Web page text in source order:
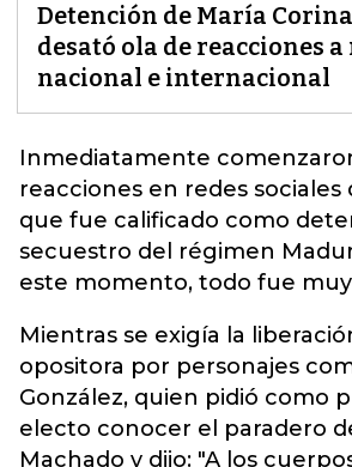
Detención de María
desató ola de reacciones
nacional e internacional
Inmediatamente
reacciones en redes
que fue calificado como
secuestro del régimen
este momento, todo fue
Mientras se exigía la
opositora por personajes
González, quien pidió como
electo conocer el paradero
Machado y dijo: "A los